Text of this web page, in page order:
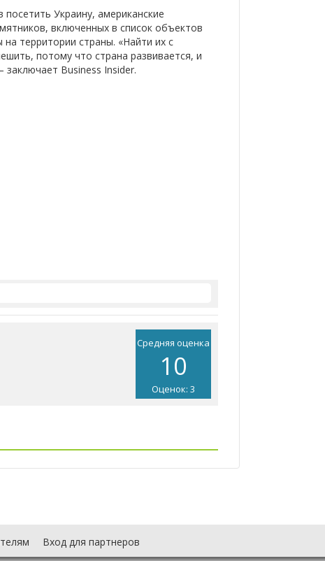
Украину, американские
включенных в список объектов
территории страны. «Найти их с
потому что страна развивается, и
Business Insider.
Средняя оценка
10
Оценок: 3
Вход для партнеров